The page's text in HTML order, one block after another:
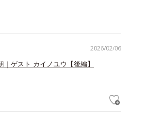
2026/02/06
ゲスト カイノユウ【後編】